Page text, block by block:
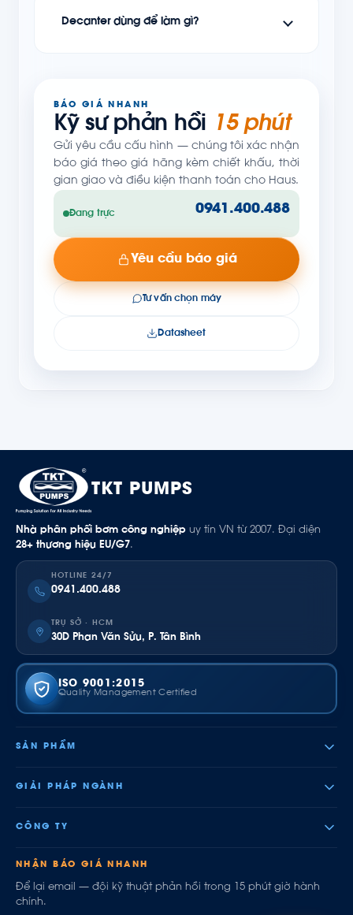
Decanter dùng để làm gì?
BÁO GIÁ NHANH
Kỹ sư phản hồi 15 phút
Gửi yêu cầu cấu hình — chúng tôi xác nhận
báo giá theo giá hãng kèm chiết khấu, thời
gian giao và điều kiện thanh toán cho Haus.
Đang trực 0941.400.488
Yêu cầu báo giá
Tư vấn chọn máy
Datasheet
TKT PUMPS
Nhà phân phối bơm công nghiệp uy tín VN từ 2007. Đại diện
28+ thương hiệu EU/G7.
HOTLINE 24/7
0941.400.488
TRỤ SỞ · HCM
30D Phan Văn Sửu, P. Tân Bình
ISO 9001:2015
Quality Management Certified
SẢN PHẨM
GIẢI PHÁP NGÀNH
CÔNG TY
NHẬN BÁO GIÁ NHANH
Để lại email — đội kỹ thuật phản hồi trong 15 phút giờ hành
chính.